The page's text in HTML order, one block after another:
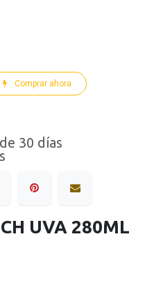
Comprar ahora
30 días
UVA 280ML